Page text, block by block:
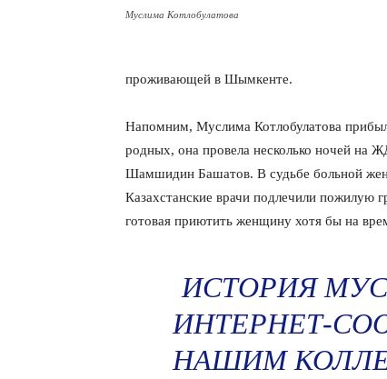
Муслима Котлобулатова
проживающей в Шымкенте.
Напомним, Муслима Котлобулатова
родных, она провела несколько ночей
Шамшидин Башатов. В судьбе больной
Казахстанские врачи подлечили пожилую
готовая приютить женщину хотя бы на
ИСТОРИЯ
ИНТЕРНЕТ-
НАШИМ